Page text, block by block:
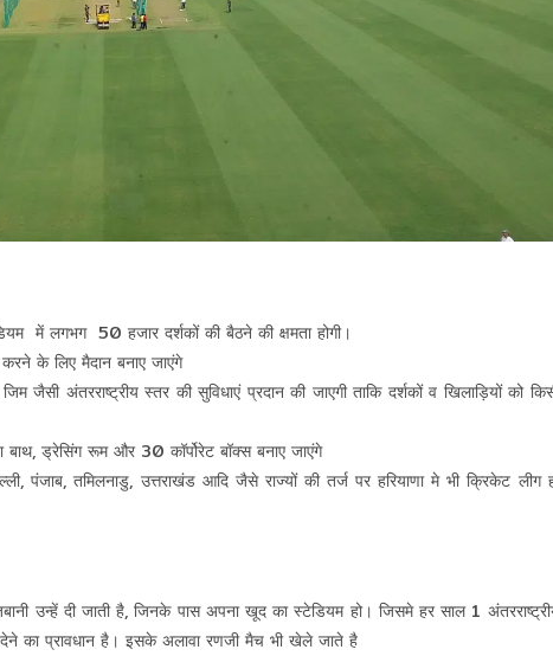
में लगभग 50 हजार दर्शकों की बैठने की क्षमता होगी।
के लिए मैदान बनाए जाएंगे
जैसी अंतरराष्ट्रीय स्तर की सुविधाएं प्रदान की जाएगी ताकि दर्शकों व खिलाड़ियों को
बाथ, ड्रेसिंग रूम और 30 कॉर्पोरेट बॉक्स बनाए जाएंगे
पंजाब, तमिलनाडु, उत्तराखंड आदि जैसे राज्यों की तर्ज पर हरियाणा मे भी क्रिकेट लीग
उन्हें दी जाती है, जिनके पास अपना खूद का स्टेडियम हो। जिसमे हर साल 1
प्रावधान है। इसके अलावा रणजी मैच भी खेले जाते है